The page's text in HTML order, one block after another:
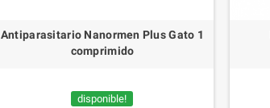
Antiparasitario Nanormen Plus Gato 1
comprimido
disponible!